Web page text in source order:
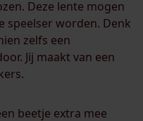
Deze lente mogen
speelser worden. Denk
zelfs een
Jij maakt van een
beetje extra mee